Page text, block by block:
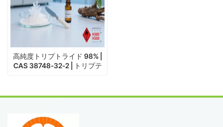
高純度トリプトライド 98% |
CAS 38748-32-2 | トリプテ